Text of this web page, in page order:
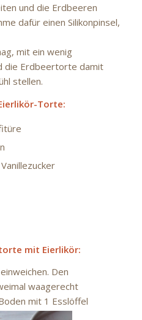
und die Erdbeeren
dafür einen Silikonpinsel,
mit ein wenig
die Erdbeertorte damit
stellen.
Torte:
mit Eierlikör:
Den
waagerecht
mit 1 Esslöffel